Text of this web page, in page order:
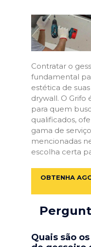
Contratar o
fundamental
estética de
drywall. O
para quem
qualificados,
gama de
mencionadas
escolha certa
OBTENHA
Quais são